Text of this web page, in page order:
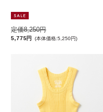
定価8,250円
5,775円 (本体価格:5,250円)